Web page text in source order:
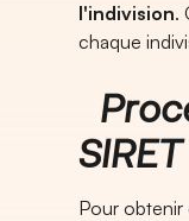
l'indivision.
chaque
SIRET
Pour obtenir